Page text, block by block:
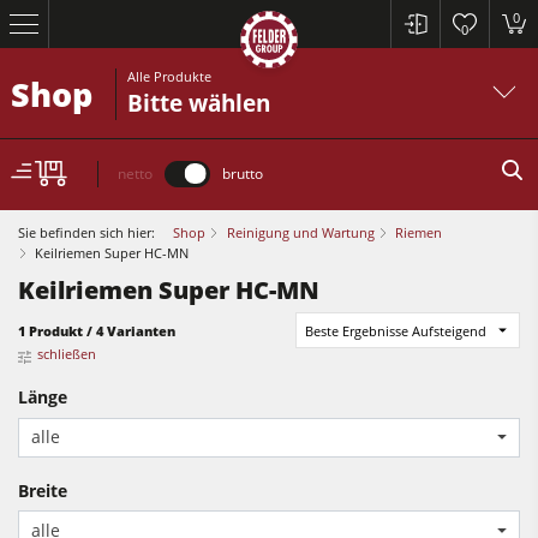
0
0
Kreissägen und Formatkreissägen
Hobelmaschinen
Kreissägen und Formatkreissägen
Fräsmaschinen
Shop Alle Produkte
Bitte wählen
netto brutto
Sie befinden sich hier: Shop Reinigung und Wartung
Riemen
Keilriemen Super HC-MN
Keilriemen Super HC-MN
1 Produkt / 4 Varianten
Beste Ergebnisse Aufsteigend
schließen
Länge
alle
Breite
alle